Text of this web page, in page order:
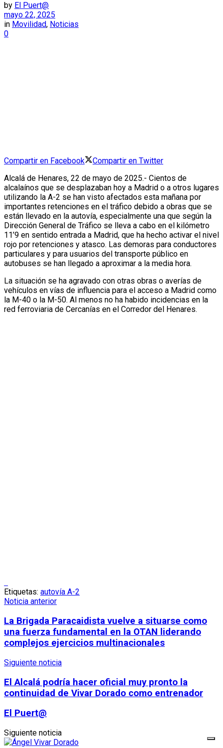
by El Puert@
mayo 22, 2025
in Movilidad, Noticias
0
Compartir en Facebook
Compartir en Twitter
Alcalá de Henares, 22 de mayo de 2025.- Cientos de
alcalaínos que se desplazaban hoy a Madrid o a otros lugares
utilizando la A-2 se han visto afectados esta mañana por
importantes retenciones en el tráfico debido a obras que se
están llevado en la autovía, especialmente una que según la
Dirección General de Tráfico se lleva a cabo en el kilómetro
11’9 en sentido entrada a Madrid, que ha hecho activar el nivel
rojo por retenciones y atasco. Las demoras para conductores
particulares y para usuarios del transporte público en
autobuses se han llegado a aproximar a la media hora.
La situación se ha agravado con otras obras o averías de
vehículos en vías de influencia para el acceso a Madrid como
la M-40 o la M-50. Al menos no ha habido incidencias en la
red ferroviaria de Cercanías en el Corredor del Henares.
Etiquetas: autovía A-2
Noticia anterior
La Brigada Paracaidista vuelve a situarse como
una fuerza fundamental en la OTAN liderando
complejos ejercicios multinacionales
Siguiente noticia
El Alcalá podría hacer oficial muy pronto la
continuidad de Vivar Dorado como entrenador
El Puert@
Siguiente noticia